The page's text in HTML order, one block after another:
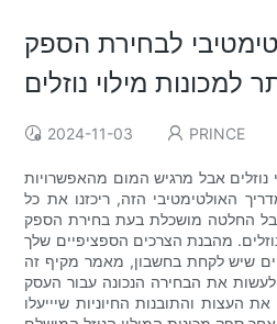
לבחירת הספק
למכונות מילוי נוזלים
2024-11-03 PRINCE
אבל מרגיש המום מהאפשרויות
האולטימטיבי הזה, ריכזנו את כל
החלטה מושכלת בעת בחירת הספק
מהבנת הצרכים הספציפיים שלך
שיש לקחת בחשבון, מאמר מקיף זה
לעשות את הבחירה הנכונה עבור העסק
העצות והתובנות החיוניות שיייעלו